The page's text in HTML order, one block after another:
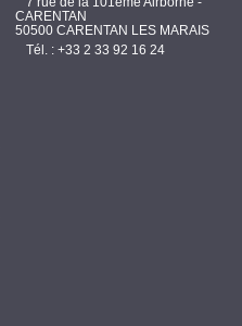
CARENTAN
50500 CARENTAN LES MARAIS
Tél. : +33 2 33 92 16 24